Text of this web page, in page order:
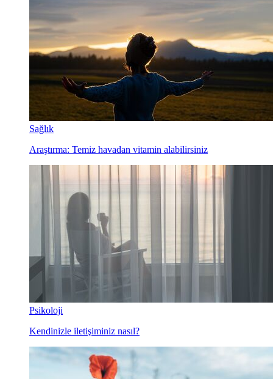
Sağlık
Araştırma: Temiz havadan vitamin alabilirsiniz
Psikoloji
Kendinizle iletişiminiz nasıl?